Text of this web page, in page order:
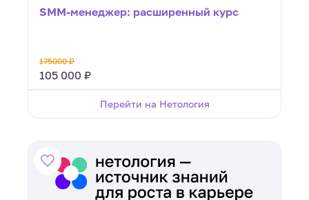
SMM-менеджер: расширенный курс
175000 ₽
105 000 ₽
Перейти на Нетология